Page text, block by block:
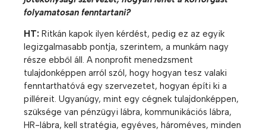
folyamatosan fenntartani?
HT: Ritkán kapok ilyen kérdést, pedig ez az egyik
legizgalmasabb pontja, szerintem, a munkám nagy
része ebből áll. A nonprofit menedzsment
tulajdonképpen arról szól, hogy hogyan tesz valaki
fenntarthatóvá egy szervezetet, hogyan építi ki a
pilléreit. Ugyanúgy, mint egy cégnek tulajdonképpen,
szüksége van pénzügyi lábra, kommunikációs lábra,
HR-lábra, kell stratégia, egyéves, hároméves, minden